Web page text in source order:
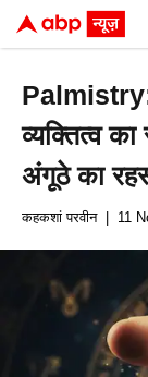
व्यक्तित्व
अंगूठे का
कहकशां परवीन| 11